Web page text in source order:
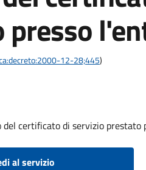
12-28;445)
del certificato di servizio prestato
al servizio